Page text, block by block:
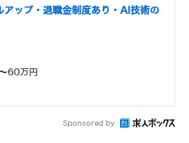
アップ・退職金制度あり・AI技術の
60万円
Sponsored by